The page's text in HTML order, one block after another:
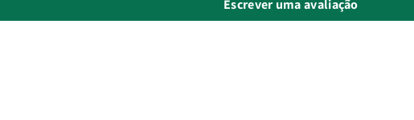
Escrever uma avaliação